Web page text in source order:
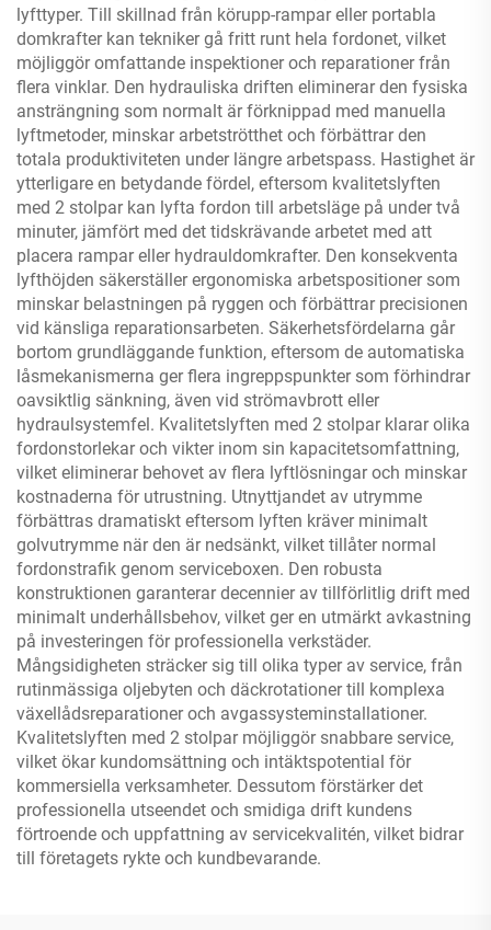
lyfttyper. Till skillnad från körupp-rampar eller portabla
domkrafter kan tekniker gå fritt runt hela fordonet, vilket
möjliggör omfattande inspektioner och reparationer från
flera vinklar. Den hydrauliska driften eliminerar den fysiska
ansträngning som normalt är förknippad med manuella
lyftmetoder, minskar arbetströtthet och förbättrar den
totala produktiviteten under längre arbetspass. Hastighet är
ytterligare en betydande fördel, eftersom kvalitetslyften
med 2 stolpar kan lyfta fordon till arbetsläge på under två
minuter, jämfört med det tidskrävande arbetet med att
placera rampar eller hydrauldomkrafter. Den konsekventa
lyfthöjden säkerställer ergonomiska arbetspositioner som
minskar belastningen på ryggen och förbättrar precisionen
vid känsliga reparationsarbeten. Säkerhetsfördelarna går
bortom grundläggande funktion, eftersom de automatiska
låsmekanismerna ger flera ingreppspunkter som förhindrar
oavsiktlig sänkning, även vid strömavbrott eller
hydraulsystemfel. Kvalitetslyften med 2 stolpar klarar olika
fordonstorlekar och vikter inom sin kapacitetsomfattning,
vilket eliminerar behovet av flera lyftlösningar och minskar
kostnaderna för utrustning. Utnyttjandet av utrymme
förbättras dramatiskt eftersom lyften kräver minimalt
golvutrymme när den är nedsänkt, vilket tillåter normal
fordonstrafik genom serviceboxen. Den robusta
konstruktionen garanterar decennier av tillförlitlig drift med
minimalt underhållsbehov, vilket ger en utmärkt avkastning
på investeringen för professionella verkstäder.
Mångsidigheten sträcker sig till olika typer av service, från
rutinmässiga oljebyten och däckrotationer till komplexa
växellådsreparationer och avgassysteminstallationer.
Kvalitetslyften med 2 stolpar möjliggör snabbare service,
vilket ökar kundomsättning och intäktspotential för
kommersiella verksamheter. Dessutom förstärker det
professionella utseendet och smidiga drift kundens
förtroende och uppfattning av servicekvalitén, vilket bidrar
till företagets rykte och kundbevarande.